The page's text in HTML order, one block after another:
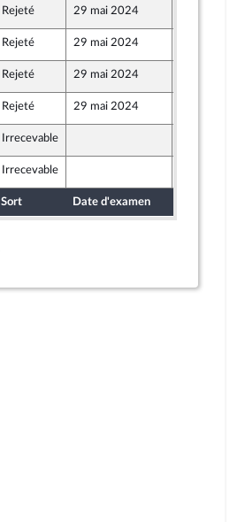
Rejeté 29 mai 2024
Rejeté 29 mai 2024
Rejeté 29 mai 2024
Rejeté 29 mai 2024
Irrecevable
Irrecevable
Sort Date d'examen